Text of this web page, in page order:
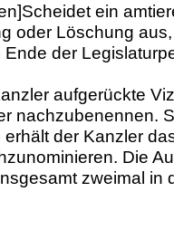
ein
oder Löschung
der
aufgerückte
nachzubenennen.
der Kanzler
Die
zweimal in